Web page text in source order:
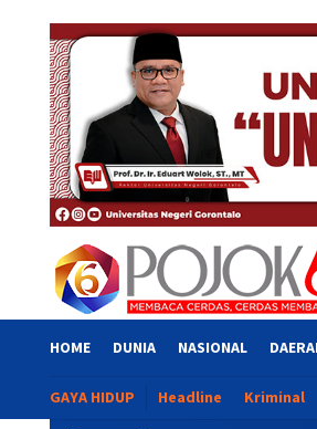
HOME DUNIA NASIONAL
GAYA HIDUP Headline Kriminal